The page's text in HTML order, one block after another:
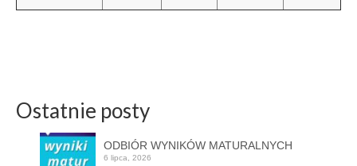
Ostatnie posty
ODBIÓR WYNIKÓW MATURALNYCH
6 lipca, 2026